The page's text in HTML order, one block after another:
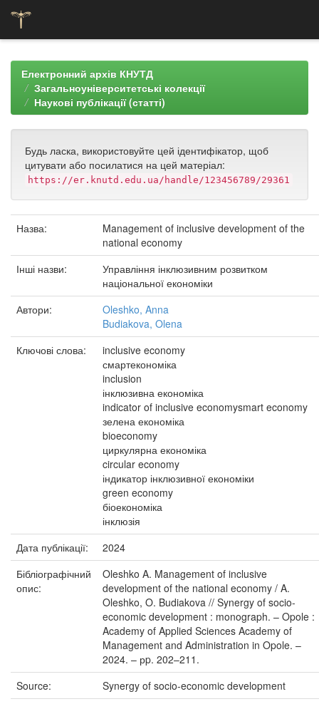
navigationЕлектронний архів КНУТД
Загальноуніверситетські колекції
Наукові публікації (статті)
Будь ласка, використовуйте цей ідентифікатор, щоб
цитувати або посилатися на цей матеріал:
https://er.knutd.edu.ua/handle/123456789/29361
Назва:
Management of inclusive development of the
national economy
Інші назви:
Управління інклюзивним розвитком
національної економіки
Автори:
Oleshko, Anna
Budiakova, Olena
Ключові слова:
inclusive economy
смартекономіка
inclusion
інклюзивна економіка
indicator of inclusive economysmart economy
зелена економіка
bioeconomy
циркулярна економіка
circular economy
індикатор інклюзивної економіки
green economy
біоекономіка
інклюзія
Дата публікації:
2024
Бібліографічний
опис:
Oleshko A. Management of inclusive
development of the national economy / A.
Oleshko, O. Budiakova // Synergy of socio-
economic development : monograph. – Opole :
Academy of Applied Sciences Academy of
Management and Administration in Opole. –
2024. – рp. 202–211.
Source:
Synergy of socio-economic development